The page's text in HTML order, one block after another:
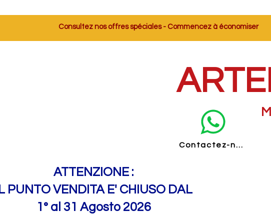
Consultez nos offres spéciales - Commencez à économiser
Contactez-nous
ATTENZIONE :
IL PUNTO VENDITA E' CHIUSO DAL
1° al 31 Agosto 2026